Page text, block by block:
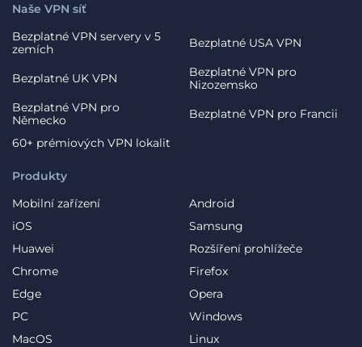
Produkty
Mobilní zařízení
Android
iOS
Samsung
Huawei
Rozšíření prohlížeče
Chrome
Firefox
Edge
Opera
PC
Windows
MacOS
Linux
Naše VPN síť
Bezplatné VPN servery v 5
zemích
Bezplatné USA VPN
Bezplatné UK VPN
Bezplatné VPN pro
Nizozemsko
Bezplatné VPN pro
Německo
Bezplatné VPN pro Francii
60+ prémiových VPN lokalit